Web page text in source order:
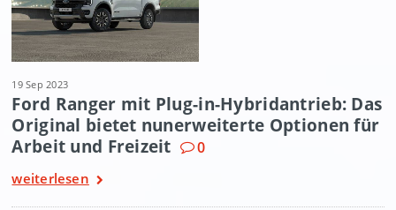
19 Sep 2023
Ford Ranger mit Plug-in-Hybridantrieb: Das
Original bietet nunerweiterte Optionen für
Arbeit und Freizeit
0
weiterlesen